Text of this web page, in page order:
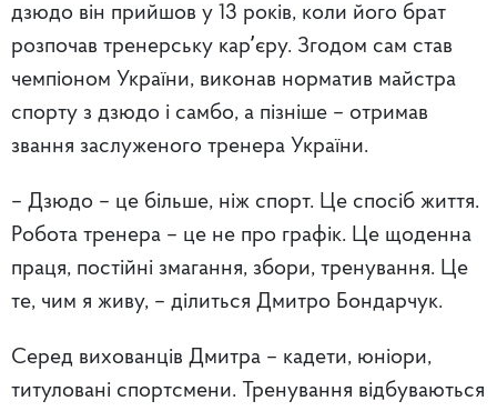
дзюдо він прийшов у 13 років, коли його брат
розпочав тренерську карʼєру. Згодом сам став
чемпіоном України, виконав норматив майстра
спорту з дзюдо і самбо, а пізніше – отримав
звання заслуженого тренера України.
– Дзюдо – це більше, ніж спорт. Це спосіб життя.
Робота тренера – це не про графік. Це щоденна
праця, постійні змагання, збори, тренування. Це
те, чим я живу, – ділиться Дмитро Бондарчук.
Серед вихованців Дмитра – кадети, юніори,
титуловані спортсмени. Тренування відбуваються